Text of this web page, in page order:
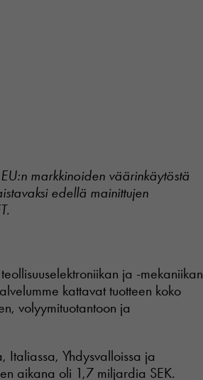
markkinoiden väärinkäytöstä
edellä mainittujen
ja -mekaniikan
kattavat tuotteen koko
volyymituotantoon ja
Italiassa, Yhdysvalloissa ja
aikana oli 1,7 miljardia SEK.
eivät
the